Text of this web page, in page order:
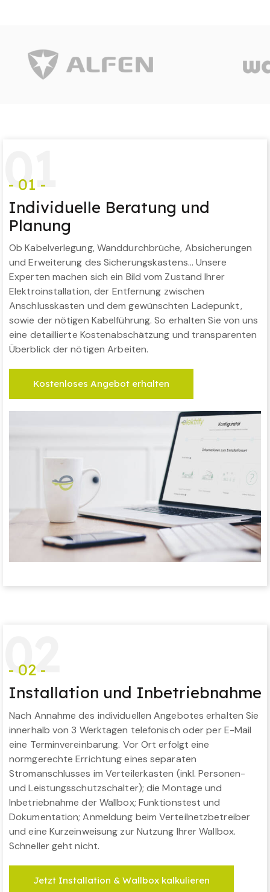
01
- 01 -
Individuelle Beratung und
Planung
Ob Kabelverlegung, Wanddurchbrüche, Absicherungen
und Erweiterung des Sicherungskastens… Unsere
Experten machen sich ein Bild vom Zustand Ihrer
Elektroinstallation, der Entfernung zwischen
Anschlusskasten und dem gewünschten Ladepunkt,
sowie der nötigen Kabelführung. So erhalten Sie von uns
eine detaillierte Kostenabschätzung und transparenten
Überblick der nötigen Arbeiten.
Kostenloses Angebot erhalten
02
- 02 -
Installation und Inbetriebnahme
Nach Annahme des individuellen Angebotes erhalten Sie
innerhalb von 3 Werktagen telefonisch oder per E-Mail
eine Terminvereinbarung. Vor Ort erfolgt eine
normgerechte Errichtung eines separaten
Stromanschlusses im Verteilerkasten (inkl. Personen-
und Leistungsschutzschalter); die Montage und
Inbetriebnahme der Wallbox; Funktionstest und
Dokumentation; Anmeldung beim Verteilnetzbetreiber
und eine Kurzeinweisung zur Nutzung Ihrer Wallbox.
Schneller geht nicht.
Jetzt Installation & Wallbox kalkulieren